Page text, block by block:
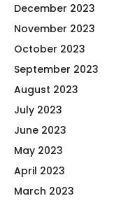
December 2023
November 2023
October 2023
September 2023
August 2023
July 2023
June 2023
May 2023
April 2023
March 2023